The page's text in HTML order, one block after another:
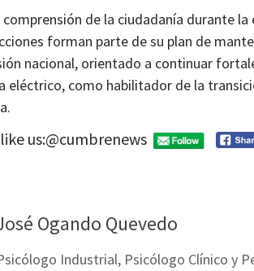
comprensión de la ciudadanía durante
forman parte de su plan de
nacional, orientado a continuar
eléctrico, como habilitador de la
us:@cumbrenews
Ogando Quevedo
Industrial, Psicólogo Clínico y